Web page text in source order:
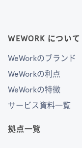
WEWORK について
WeWorkのブランド
WeWorkの利点
WeWorkの特徴
サービス資料一覧
拠点一覧